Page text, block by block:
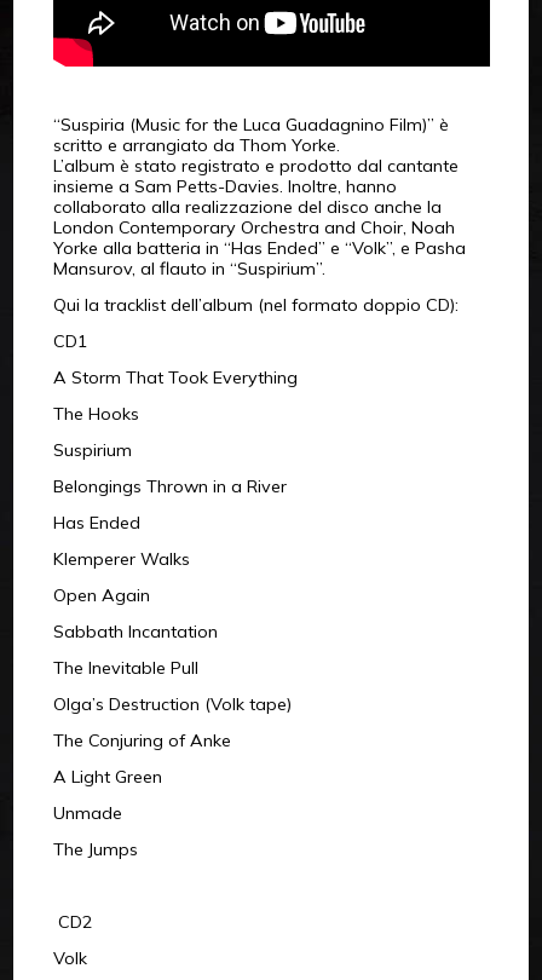
“Suspiria (Music for the Luca Guadagnino Film)” è
scritto e arrangiato da Thom Yorke.
L’album è stato registrato e prodotto dal cantante
insieme a Sam Petts-Davies. Inoltre, hanno
collaborato alla realizzazione del disco anche la
London Contemporary Orchestra and Choir, Noah
Yorke alla batteria in “Has Ended” e “Volk”, e Pasha
Mansurov, al flauto in “Suspirium”.
Qui la tracklist dell’album (nel formato doppio CD):
CD1
A Storm That Took Everything
The Hooks
Suspirium
Belongings Thrown in a River
Has Ended
Klemperer Walks
Open Again
Sabbath Incantation
The Inevitable Pull
Olga’s Destruction (Volk tape)
The Conjuring of Anke
A Light Green
Unmade
The Jumps
CD2
Volk